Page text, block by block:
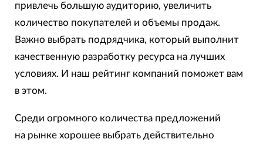
привлечь большую аудиторию, увеличить
количество покупателей и объемы продаж.
Важно выбрать подрядчика, который выполнит
качественную разработку ресурса на лучших
условиях. И наш рейтинг компаний поможет вам
в этом.
Среди огромного количества предложений
на рынке хорошее выбрать действительно